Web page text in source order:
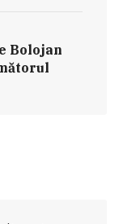
Bolojan